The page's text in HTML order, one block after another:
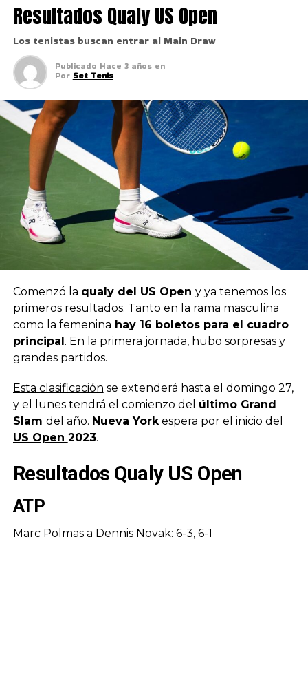
Resultados Qualy US Open
Los tenistas buscan entrar al Main Draw
Publicado Hace 3 años en
Por Set Tenis
Comenzó la qualy del US Open y ya tenemos los
primeros resultados. Tanto en la rama masculina
como la femenina hay 16 boletos para el cuadro
principal. En la primera jornada, hubo sorpresas y
grandes partidos.
Esta clasificación se extenderá hasta el domingo 27,
y el lunes tendrá el comienzo del último Grand
Slam del año. Nueva Yorkespera por el inicio del
US Open 2023.
Resultados Qualy US Open
ATP
Marc Polmas a Dennis Novak: 6-3, 6-1